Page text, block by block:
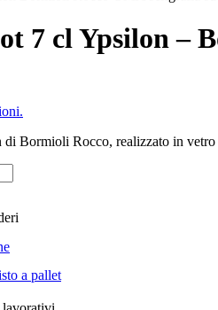
7 cl Ypsilon –
Bormioli Rocco, realizzato in
a pallet